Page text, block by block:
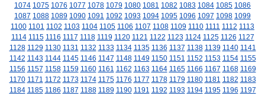
1074 1075 1076 1077 1078 1079 1080 1081 1082 1083 1084 1085 1086
1087 1088 1089 1090 1091 1092 1093 1094 1095 1096 1097 1098 1099
1100 1101 1102 1103 1104 1105 1106 1107 1108 1109 1110 1111 1112 1113
1114 1115 1116 1117 1118 1119 1120 1121 1122 1123 1124 1125 1126 1127
1128 1129 1130 1131 1132 1133 1134 1135 1136 1137 1138 1139 1140 1141
1142 1143 1144 1145 1146 1147 1148 1149 1150 1151 1152 1153 1154 1155
1156 1157 1158 1159 1160 1161 1162 1163 1164 1165 1166 1167 1168 1169
1170 1171 1172 1173 1174 1175 1176 1177 1178 1179 1180 1181 1182 1183
1184 1185 1186 1187 1188 1189 1190 1191 1192 1193 1194 1195 1196 1197